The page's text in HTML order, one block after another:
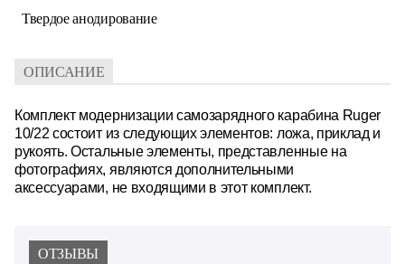
Твердое анодирование
ОПИСАНИЕ
Комплект модернизации самозарядного карабина Ruger
10/22 состоит из следующих элементов: ложа, приклад и
рукоять. Остальные элементы, представленные на
фотографиях, являются дополнительными
аксессуарами, не входящими в этот комплект.
ОТЗЫВЫ